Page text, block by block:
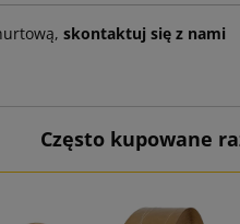
skontaktuj się z nami
Często kupowane